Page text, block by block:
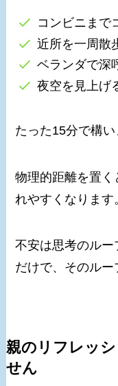
コンビニまで
近所を一周散
ベランダで深
夜空を見上げ
たった15分で構い
物理的距離を置く
れやすくなります
不安は思考のル
だけで、そのルー
親のリフレッ
せん